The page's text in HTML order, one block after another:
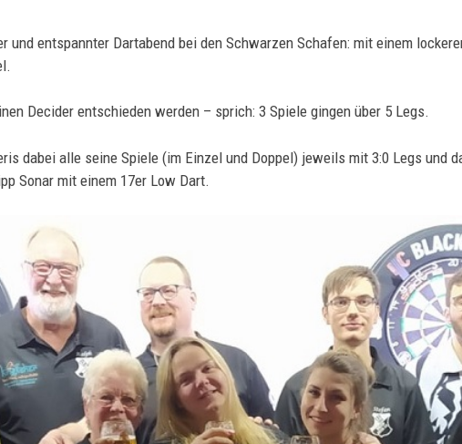
und entspannter Dartabend bei den Schwarzen Schafen: mit einem
Decider entschieden werden – sprich: 3 Spiele gingen über 5 Legs.
dabei alle seine Spiele (im Einzel und Doppel) jeweils mit 3:0 Legs und
Sonar mit einem 17er Low Dart.